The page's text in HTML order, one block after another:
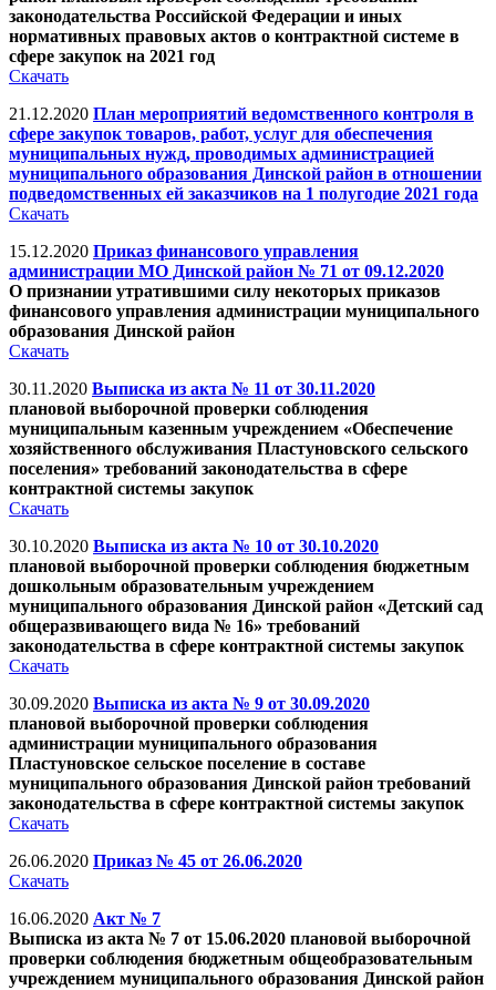
законодательства Российской Федерации и иных
нормативных правовых актов о контрактной системе в
сфере закупок на 2021 год
Скачать
21.12.2020 План мероприятий ведомственного контроля в
сфере закупок товаров, работ, услуг для обеспечения
муниципальных нужд, проводимых администрацией
муниципального образования Динской район в отношении
подведомственных ей заказчиков на 1 полугодие 2021 года
Скачать
15.12.2020 Приказ финансового управления
администрации МО Динской район № 71 от 09.12.2020
О признании утратившими силу некоторых приказов
финансового управления администрации муниципального
образования Динской район
Скачать
30.11.2020 Выписка из акта № 11 от 30.11.2020
плановой выборочной проверки соблюдения
муниципальным казенным учреждением «Обеспечение
хозяйственного обслуживания Пластуновского сельского
поселения» требований законодательства в сфере
контрактной системы закупок
Скачать
30.10.2020 Выписка из акта № 10 от 30.10.2020
плановой выборочной проверки соблюдения бюджетным
дошкольным образовательным учреждением
муниципального образования Динской район «Детский сад
общеразвивающего вида № 16» требований
законодательства в сфере контрактной системы закупок
Скачать
30.09.2020 Выписка из акта № 9 от 30.09.2020
плановой выборочной проверки соблюдения
администрации муниципального образования
Пластуновское сельское поселение в составе
муниципального образования Динской район требований
законодательства в сфере контрактной системы закупок
Скачать
26.06.2020 Приказ № 45 от 26.06.2020
Скачать
16.06.2020 Акт № 7
Выписка из акта № 7 от 15.06.2020 плановой выборочной
проверки соблюдения бюджетным общеобразовательным
учреждением муниципального образования Динской район